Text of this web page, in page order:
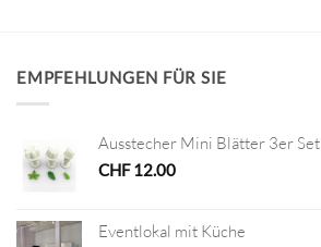
EMPFEHLUNGEN FÜR SIE
Ausstecher Mini Blätter 3er Set
CHF12.00
Eventlokal mit Küche